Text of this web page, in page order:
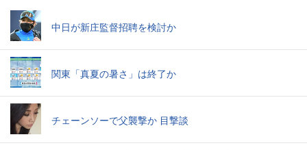
中日が新庄監督招聘を検討か
関東「真夏の暑さ」は終了か
チェーンソーで父襲撃か 目撃談